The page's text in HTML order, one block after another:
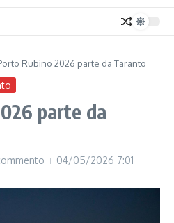
Rubino 2026 parte da Taranto
parte da
04/05/2026 7:01